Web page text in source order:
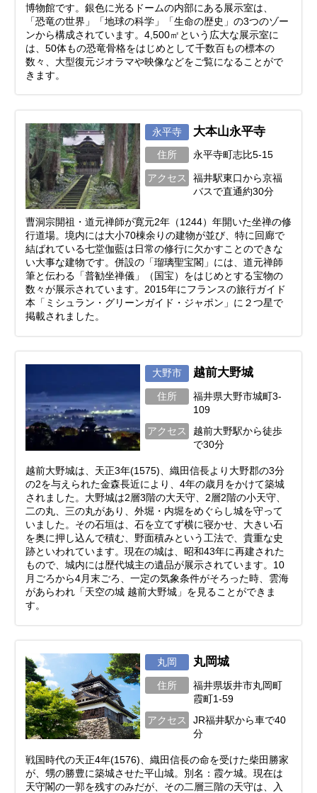
博物館です。銀色に光るドームの内部にある展示室は、
「恐竜の世界」「地球の科学」「生命の歴史」の3つのゾー
ンから構成されています。4,500㎡という広大な展示室に
は、50体もの恐竜骨格をはじめとして千数百もの標本の
数々、大型復元ジオラマや映像などをご覧になることがで
きます。
永平寺 大本山永平寺
住所 永平寺町志比5-15
アクセス
福井駅東口から京福
バスで直通約30分
曹洞宗開祖・道元禅師が寛元2年（1244）年開いた坐禅の修
行道場。境内には大小70棟余りの建物が並び、特に回廊で
結ばれている七堂伽藍は日常の修行に欠かすことのできな
い大事な建物です。併設の「瑠璃聖宝閣」には、道元禅師
筆と伝わる「普勧坐禅儀」（国宝）をはじめとする宝物の
数々が展示されています。2015年にフランスの旅行ガイド
本「ミシュラン・グリーンガイド・ジャポン」に２つ星で
掲載されました。
大野市 越前大野城
住所
福井県大野市城町3-
109
アクセス
越前大野駅から徒歩
で30分
越前大野城は、天正3年(1575)、織田信長より大野郡の3分
の2を与えられた金森長近により、4年の歳月をかけて築城
されました。大野城は2層3階の大天守、2層2階の小天守、
二の丸、三の丸があり、外堀・内堀をめぐらし城を守って
いました。その石垣は、石を立てず横に寝かせ、大きい石
を奥に押し込んで積む、野面積みという工法で、貴重な史
跡といわれています。現在の城は、昭和43年に再建された
もので、城内には歴代城主の遺品が展示されています。10
月ごろから4月末ごろ、一定の気象条件がそろった時、雲海
があらわれ「天空の城 越前大野城」を見ることができま
す。
丸岡 丸岡城
住所
福井県坂井市丸岡町
霞町1-59
アクセス
JR福井駅から車で40
分
戦国時代の天正4年(1576)、織田信長の命を受けた柴田勝家
が、甥の勝豊に築城させた平山城。別名：霞ケ城。現在は
天守閣の一郭を残すのみだが、その二層三階の天守は、入